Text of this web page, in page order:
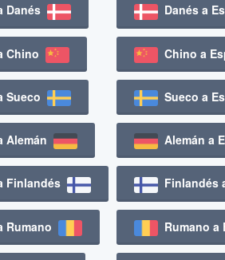
Danés
Chino
Sueco
Alemán
Finlandés
Rumano
Danés a
Chino a
Sueco a
Alemán a
Finlandés
Rumano a